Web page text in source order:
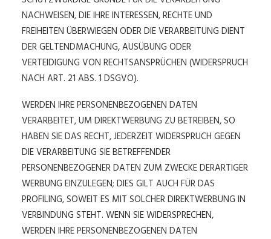
NACHWEISEN, DIE IHRE INTERESSEN, RECHTE UND
FREIHEITEN ÜBERWIEGEN ODER DIE VERARBEITUNG DIENT
DER GELTENDMACHUNG, AUSÜBUNG ODER
VERTEIDIGUNG VON RECHTSANSPRÜCHEN (WIDERSPRUCH
NACH ART. 21 ABS. 1 DSGVO).
WERDEN IHRE PERSONENBEZOGENEN DATEN
VERARBEITET, UM DIREKTWERBUNG ZU BETREIBEN, SO
HABEN SIE DAS RECHT, JEDERZEIT WIDERSPRUCH GEGEN
DIE VERARBEITUNG SIE BETREFFENDER
PERSONENBEZOGENER DATEN ZUM ZWECKE DERARTIGER
WERBUNG EINZULEGEN; DIES GILT AUCH FÜR DAS
PROFILING, SOWEIT ES MIT SOLCHER DIREKTWERBUNG IN
VERBINDUNG STEHT. WENN SIE WIDERSPRECHEN,
WERDEN IHRE PERSONENBEZOGENEN DATEN